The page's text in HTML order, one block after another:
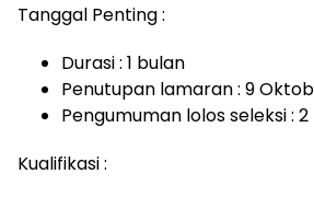
Tanggal Penting :
Durasi : 1 bulan
Penutupan lamaran : 9
Pengumuman lolos seleksi :
Kualifikasi :